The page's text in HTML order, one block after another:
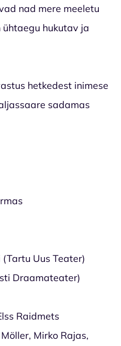
nad mere meeletu
hukutav ja
hetkedest inimese
sadamas
Uus Teater)
Draamateater)
Raidmets
Mirko Rajas,